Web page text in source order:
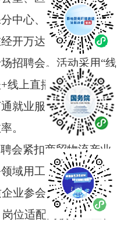
中心、各街道办事处
开万达广场举办商贸
招聘会。活动采用“线
线上直播带岗”双线服
就业服务堵点，提升
。
会紧扣商贸物流产业
域用工需求，筛选组
业参会，提供就业岗
位适配高校毕业生、